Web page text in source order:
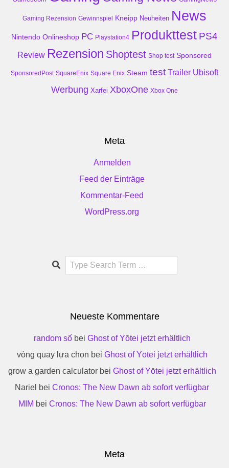
Gaming Rezension Gewinnspiel Kneipp Neuheiten News
Nintendo Onlineshop PC Playstation4 Produkttest PS4
Review Rezension Shoptest Shop test Sponsored
SponsoredPost SquareEnix Square Enix Steam test Trailer Ubisoft
Werbung Xarfei XboxOne Xbox One
Meta
Anmelden
Feed der Einträge
Kommentar-Feed
WordPress.org
Search
Neueste Kommentare
random sốbei Ghost of Yōtei jetzt erhältlich
vòng quay lựa chọn bei Ghost of Yōtei jetzt erhältlich
grow a garden calculatorbei Ghost of Yōtei jetzt erhältlich
Nariel bei Cronos: The New Dawn ab sofort verfügbar
MIM bei Cronos: The New Dawn ab sofort verfügbar
Meta